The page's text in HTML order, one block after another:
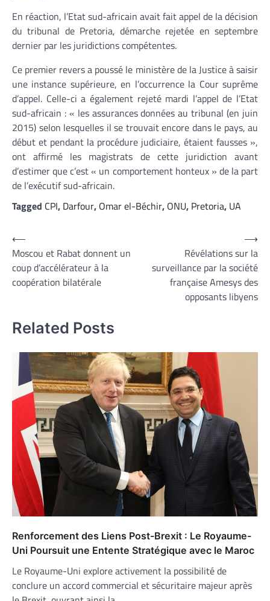
En réaction, l’Etat sud-africain avait fait appel de la décision
du tribunal de Pretoria, démarche rejetée en septembre
dernier par les juridictions compétentes.
Ce premier revers a poussé le ministère de la Justice à saisir
une instance supérieure, en l’occurrence la Cour suprême
d’appel. Celle-ci a également rejeté mardi l’appel de l’Etat
sud-africain : « les assurances données au tribunal (en juin
2015) selon lesquelles il se trouvait encore dans le pays, au
début et pendant la procédure judiciaire, étaient fausses »,
ont affirmé les magistrats de cette juridiction avant
d’estimer que c’est « un comportement honteux » de la part
de l’exécutif sud-africain.
Tagged CPI, Darfour, Omar el-Béchir, ONU, Pretoria, UA
Navigation
de
l’article
⟵
Moscou et Rabat donnent un
coup d’accélérateur à la
coopération bilatérale
Révélations sur la
surveillance par la société
française Amesys des
opposants libyens
⟶
Related Posts
Renforcement des Liens Post-Brexit : Le Royaume-
Uni Poursuit une Entente Stratégique avec le Maroc
Le Royaume-Uni explore activement la possibilité de
conclure un accord commercial et sécuritaire majeur après